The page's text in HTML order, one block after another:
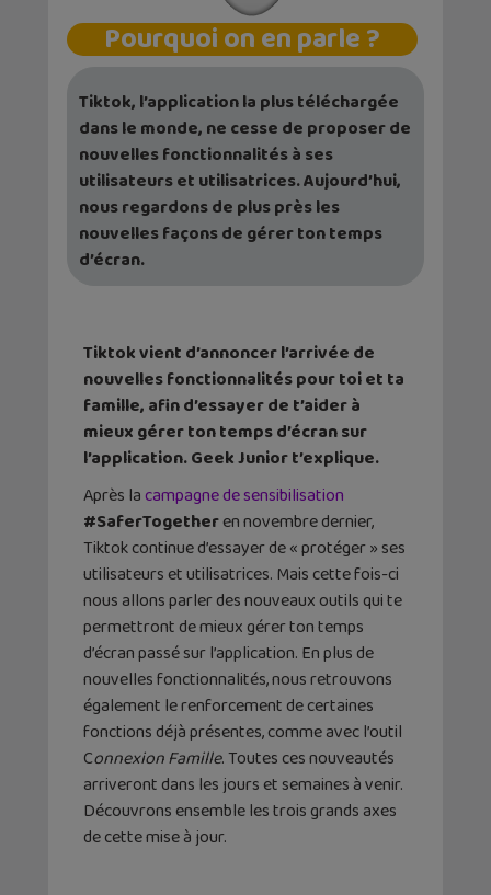
Pourquoi on en parle ?
Tiktok, l’application la plus téléchargée
dans le monde, ne cesse de proposer de
nouvelles fonctionnalités à ses
utilisateurs et utilisatrices. Aujourd’hui,
nous regardons de plus près les
nouvelles façons de gérer ton temps
d’écran.
Tiktok vient d’annoncer l’arrivée de
nouvelles fonctionnalités pour toi et ta
famille, afin d’essayer de t’aider à
mieux gérer ton temps d’écran sur
l’application. Geek Junior t’explique.
Après lacampagne de sensibilisation
#SaferTogetheren novembre dernier,
Tiktok continue d’essayer de « protéger » ses
utilisateurs et utilisatrices. Mais cette fois-ci
nous allons parler des nouveaux outils qui te
permettront de mieux gérer ton temps
d’écran passé sur l’application. En plus de
nouvelles fonctionnalités, nous retrouvons
également le renforcement de certaines
fonctions déjà présentes, comme avec l’outil
Connexion Famille. Toutes ces nouveautés
arriveront dans les jours et semaines à venir.
Découvrons ensemble les trois grands axes
de cette mise à jour.